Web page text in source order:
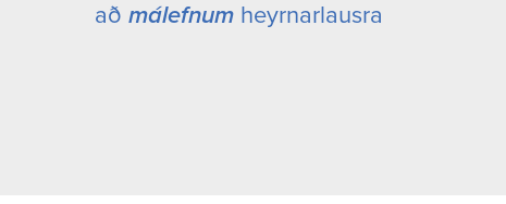
að málefnum heyrnarlausra